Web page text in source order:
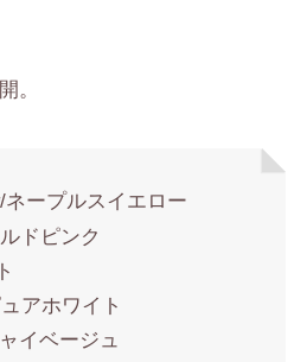
。
ネープルスイエロー
ドピンク
アホワイト
イベージュ